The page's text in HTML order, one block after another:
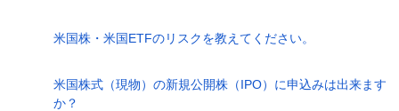
米国株・米国ETFのリスクを教えてください。
米国株式（現物）の新規公開株（IPO）に申込みは出来ます
か？